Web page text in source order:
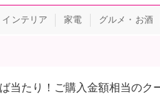
ンテリア 家電 グルメ・お酒
当たり！ご購入金額相当のク